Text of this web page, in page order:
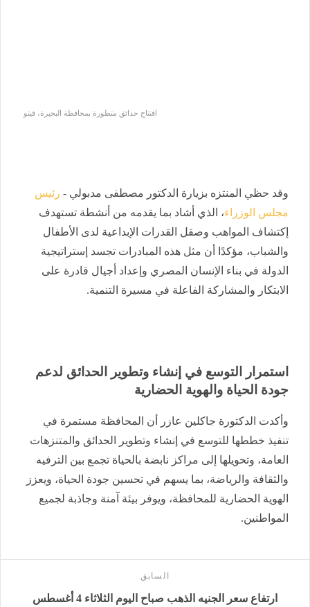
افتتاح حدائق متطورة بمحافظة البحيرة، فيتو
وقد حظي المنتزه بزيارة الدكتور مصطفى مدبولي - رئيس
مجلس الوزراء، الذي أشاد بما يقدمه من أنشطة تستهدف
إكتشاف المواهب وصقل القدرات الإبداعية لدى الأطفال
والشباب، مؤكدًا أن مثل هذه المبادرات تجسد إستراتيجية
الدولة في بناء الإنسان المصري وإعداد أجيال قادرة على
الابتكار والمشاركة الفاعلة في مسيرة التنمية.
استمرار التوسع في إنشاء وتطوير الحدائق لدعم
جودة الحياة والهوية الحضارية
وأكدت الدكتورة جاكلين عازر أن المحافظة مستمرة في
تنفيذ خططها للتوسع في إنشاء وتطوير الحدائق والمتنزهات
العامة، وتحويلها إلى مراكز نابضة بالحياة تجمع بين الترفيه
والثقافة والرياضة، بما يسهم في تحسين جودة الحياة، ويعزز
الهوية الحضارية للمحافظة، ويوفر بيئة آمنة وجاذبة لجميع
المواطنين.
السابق
ارتفاع سعر الجنيه الذهب صباح اليوم الثلاثاء 4 أغسطس